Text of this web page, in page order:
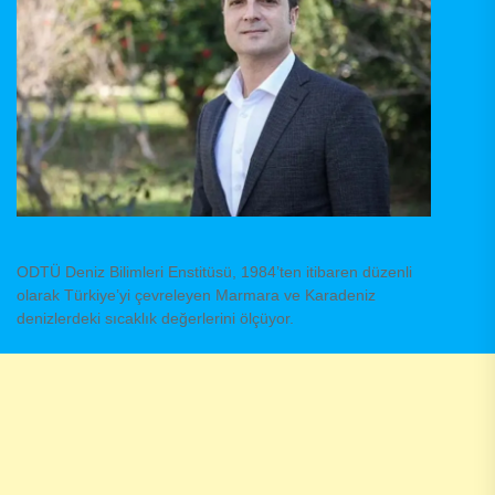
ODTÜ Deniz Bilimleri Enstitüsü, 1984’ten itibaren düzenli
olarak Türkiye’yi çevreleyen Marmara ve Karadeniz
denizlerdeki sıcaklık değerlerini ölçüyor.